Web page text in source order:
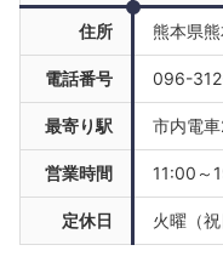
住所 熊本県
電話番号 096-
最寄り駅 市内電
営業時間 11:00～
定休日 火曜（祝